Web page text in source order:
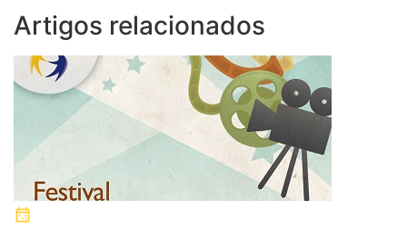
Artigos relacionados